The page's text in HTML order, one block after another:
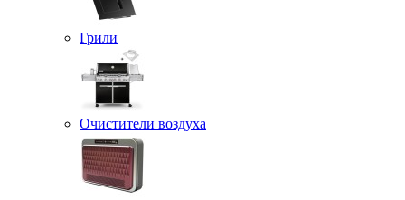
Грили
Очистители воздуха